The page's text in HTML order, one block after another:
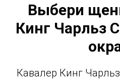
Выбери
Кинг Чарльз
Кавалер Кинг